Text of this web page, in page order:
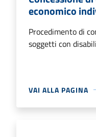
economico
Procedimento di
soggetti con
VAI ALLA PAGINA